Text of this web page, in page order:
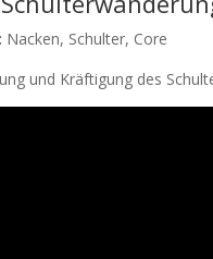
Nacken, Schulter, Core
und Kräftigung des